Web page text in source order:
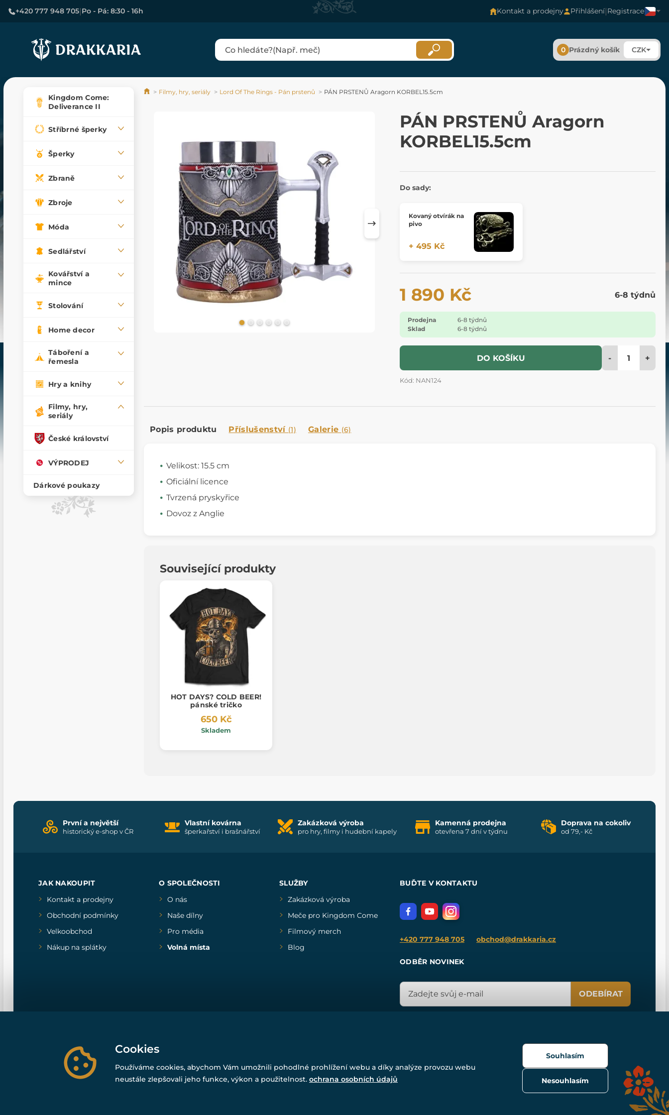
+420 777 948 705|Po - Pá: 8:30 - 16h Kontakt a prodejny Přihlášení|Registrace
0 Prázdný košík CZK
Kingdom Come:
Deliverance II
Stříbrné šperky
Šperky
Zbraně
Zbroje
Móda
Sedlářství
Kovářství a
mince
Stolování
Home decor
Táboření a
řemesla
Hry a knihy
Filmy, hry,
seriály
České království
VÝPRODEJ
Dárkové poukazy
Filmy, hry, seriály Lord Of The Rings - Pán prstenů PÁN PRSTENŮ Aragorn KORBEL15.5cm
PÁN PRSTENŮ Aragorn
KORBEL15.5cm
Do sady:
Kovaný otvírák na
pivo
+ 495 Kč
1 890 Kč 6-8 týdnů
Prodejna
6-8 týdnů
Sklad
6-8 týdnů
DO KOŠÍKU - +
Kód: NAN124
Popis produktu Příslušenství (1) Galerie (6)
Velikost: 15.5 cm
Oficiální licence
Tvrzená pryskyřice
Dovoz z Anglie
Související produkty
HOT DAYS? COLD BEER!
pánské tričko
650 Kč
Skladem
První a největší
historický e-shop v ČR
Vlastní kovárna
šperkařství i brašnářství
Zakázková výroba
pro hry, filmy i hudební kapely
Kamenná prodejna
otevřena 7 dní v týdnu
Doprava na cokoliv
od 79,- Kč
JAK NAKOUPIT
Kontakt a prodejny
Obchodní podmínky
Velkoobchod
Nákup na splátky
O SPOLEČNOSTI
O nás
Naše dílny
Pro média
Volná místa
SLUŽBY
Zakázková výroba
Meče pro Kingdom Come
Filmový merch
Blog
BUĎTE V KONTAKTU
+420 777 948 705 obchod@drakkaria.cz
ODBĚR NOVINEK
ODEBÍRAT
Powered bySimplia.cz, protected by reCAPTCHA.
Cookies
Používáme cookies, abychom Vám umožnili pohodlné prohlížení webu a díky analýze provozu webu
neustále zlepšovali jeho funkce, výkon a použitelnost. ochrana osobních údajů Nesouhlasím
Souhlasím